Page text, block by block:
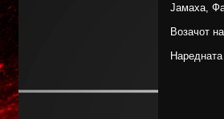
Јамаха,
Возачот